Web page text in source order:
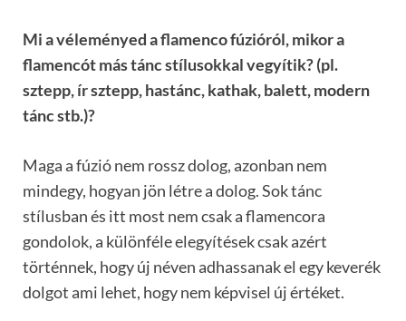
Mi a véleményed a flamenco fúzióról, mikor a
flamencót más tánc stílusokkal vegyítik? (pl.
sztepp, ír sztepp, hastánc, kathak, balett, modern
tánc stb.)?
Maga a fúzió nem rossz dolog, azonban nem
mindegy, hogyan jön létre a dolog. Sok tánc
stílusban és itt most nem csak a flamencora
gondolok, a különféle elegyítések csak azért
történnek, hogy új néven adhassanak el egy keverék
dolgot ami lehet, hogy nem képvisel új értéket.